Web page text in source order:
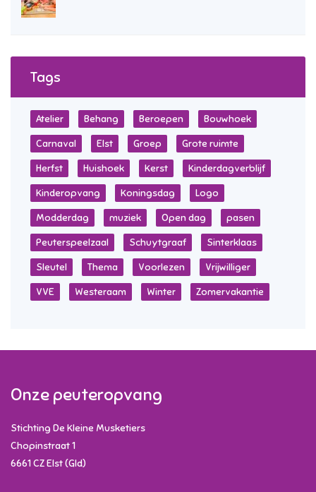
Tags
Atelier Behang Beroepen Bouwhoek
Carnaval Elst Groep Grote ruimte
Herfst Huishoek Kerst Kinderdagverblijf
Kinderopvang Koningsdag Logo
Modderdag muziek Open dag pasen
Peuterspeelzaal Schuytgraaf Sinterklaas
Sleutel Thema Voorlezen Vrijwilliger
VVE Westeraam Winter Zomervakantie
Onze peuteropvang
Stichting De Kleine Musketiers
Chopinstraat 1
6661 CZElst (Gld)